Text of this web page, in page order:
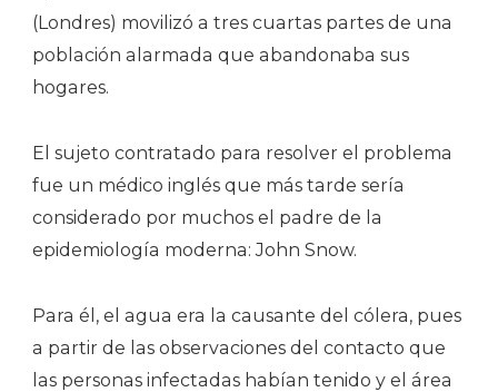
(Londres) movilizó a tres cuartas partes de una
población alarmada que abandonaba sus
hogares.
El sujeto contratado para resolver el problema
fue un médico inglés que más tarde sería
considerado por muchos el padre de la
epidemiología moderna: John Snow.
Para él, el agua era la causante del cólera, pues
a partir de las observaciones del contacto que
las personas infectadas habían tenido y el área